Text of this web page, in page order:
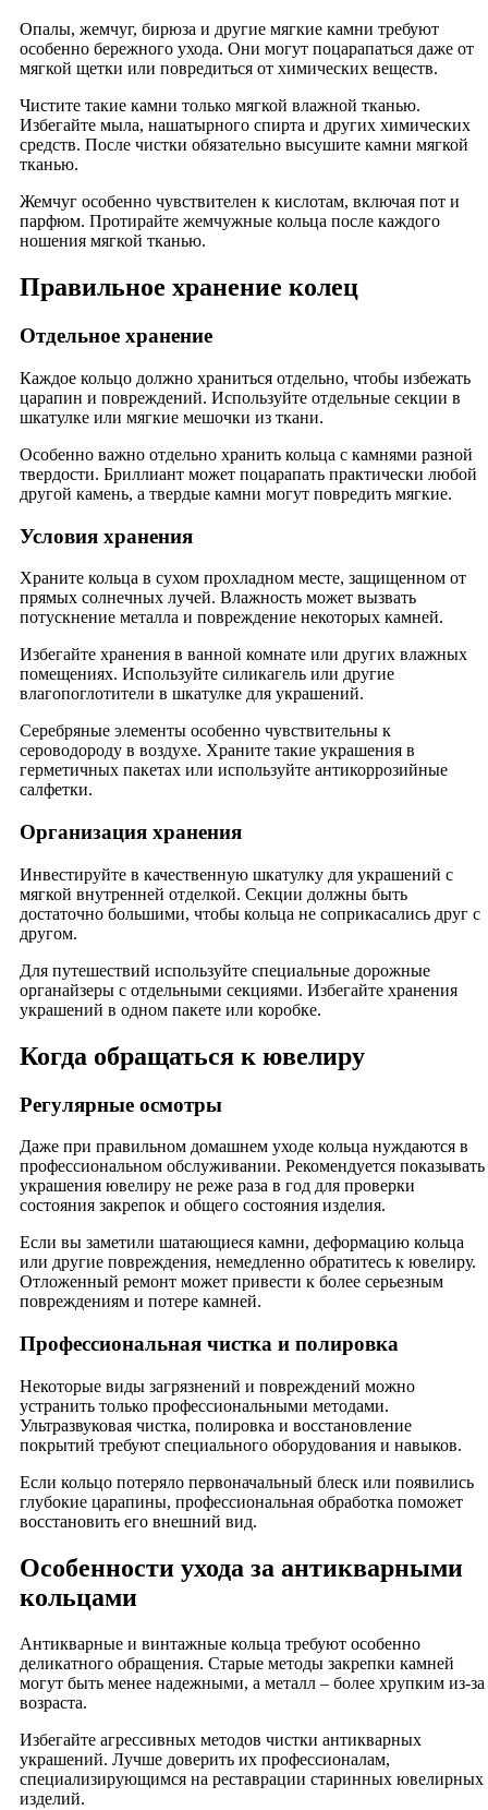
Опалы, жемчуг, бирюза и другие мягкие камни требуют
особенно бережного ухода. Они могут поцарапаться даже от
мягкой щетки или повредиться от химических веществ.
Чистите такие камни только мягкой влажной тканью.
Избегайте мыла, нашатырного спирта и других химических
средств. После чистки обязательно высушите камни мягкой
тканью.
Жемчуг особенно чувствителен к кислотам, включая пот и
парфюм. Протирайте жемчужные кольца после каждого
ношения мягкой тканью.
Правильное хранение колец
Отдельное хранение
Каждое кольцо должно храниться отдельно, чтобы избежать
царапин и повреждений. Используйте отдельные секции в
шкатулке или мягкие мешочки из ткани.
Особенно важно отдельно хранить кольца с камнями разной
твердости. Бриллиант может поцарапать практически любой
другой камень, а твердые камни могут повредить мягкие.
Условия хранения
Храните кольца в сухом прохладном месте, защищенном от
прямых солнечных лучей. Влажность может вызвать
потускнение металла и повреждение некоторых камней.
Избегайте хранения в ванной комнате или других влажных
помещениях. Используйте силикагель или другие
влагопоглотители в шкатулке для украшений.
Серебряные элементы особенно чувствительны к
сероводороду в воздухе. Храните такие украшения в
герметичных пакетах или используйте антикоррозийные
салфетки.
Организация хранения
Инвестируйте в качественную шкатулку для украшений с
мягкой внутренней отделкой. Секции должны быть
достаточно большими, чтобы кольца не соприкасались друг с
другом.
Для путешествий используйте специальные дорожные
органайзеры с отдельными секциями. Избегайте хранения
украшений в одном пакете или коробке.
Когда обращаться к ювелиру
Регулярные осмотры
Даже при правильном домашнем уходе кольца нуждаются в
профессиональном обслуживании. Рекомендуется показывать
украшения ювелиру не реже раза в год для проверки
состояния закрепок и общего состояния изделия.
Если вы заметили шатающиеся камни, деформацию кольца
или другие повреждения, немедленно обратитесь к ювелиру.
Отложенный ремонт может привести к более серьезным
повреждениям и потере камней.
Профессиональная чистка и полировка
Некоторые виды загрязнений и повреждений можно
устранить только профессиональными методами.
Ультразвуковая чистка, полировка и восстановление
покрытий требуют специального оборудования и навыков.
Если кольцо потеряло первоначальный блеск или появились
глубокие царапины, профессиональная обработка поможет
восстановить его внешний вид.
Особенности ухода за антикварными
кольцами
Антикварные и винтажные кольца требуют особенно
деликатного обращения. Старые методы закрепки камней
могут быть менее надежными, а металл – более хрупким из-за
возраста.
Избегайте агрессивных методов чистки антикварных
украшений. Лучше доверить их профессионалам,
специализирующимся на реставрации старинных ювелирных
изделий.